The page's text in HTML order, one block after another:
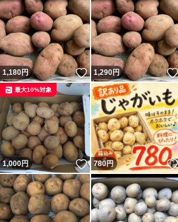
1,180円 いいね！
1,290円
1,000円 いいね！
最大10%対象
780円